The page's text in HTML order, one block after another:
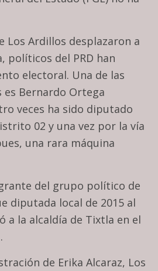
Los Ardillos desplazaron a
políticos del PRD han
electoral. Una de las
Bernardo Ortega
veces ha sido diputado
02 y una vez por la vía
una rara máquina
del grupo político de
diputada local de 2015 al
a la alcaldía de Tixtla en el
de Erika Alcaraz, Los